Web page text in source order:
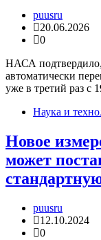
puusru
20.06.2026
0
НАСА подтвердило,
автоматически
уже в третий раз с
Наука и
Новое
может
puusru
12.10.2024
0